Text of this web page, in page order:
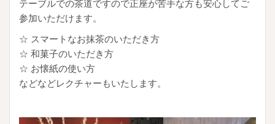
テーブルでの茶道ですので正座が苦手な方も安心してご
参加いただけます。
☆ スマートなお抹茶のいただき方
☆ 和菓子のいただき方
☆ お懐紙の使い方
などなどレクチャーもいたします。